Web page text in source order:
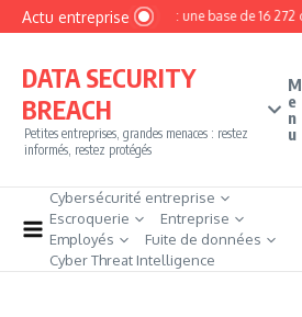
Aller au contenu
Actu entrepriseMyPhoto : une base de 16 272
DATA SECURITY
BREACH
Petites entreprises, grandes menaces : restez
informés, restez protégés
M
e
n
u
Cybersécurité entreprise
Escroquerie
Entreprise
Employés
Fuite de données
Cyber Threat Intelligence